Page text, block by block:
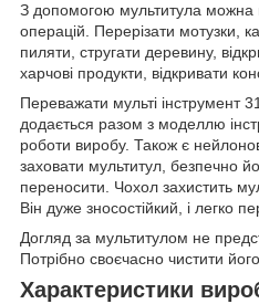
З допомогою мультитула можна
операцій. Перерізати мотузки,
пиляти, стругати деревину,
харчові продукти, відкривати
Переважати мульті інструмент
додається разом з моделлю
роботи виробу. Також є
заховати мультитул, безпечно
переносити. Чохол захистить
Він дуже зносостійкий, і легко
Догляд за мультитулом не
Потрібно своєчасно чистити
Характеристики